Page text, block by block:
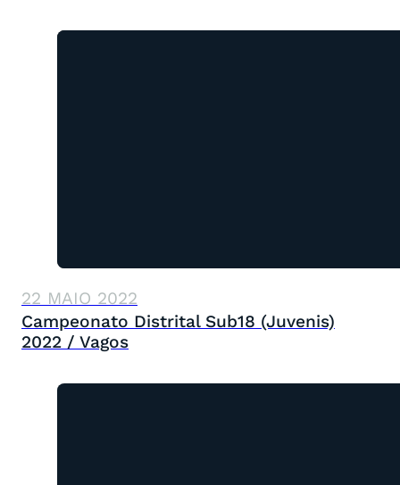
22 MAIO 2022
Campeonato Distrital Sub18 (Juvenis)
2022 / Vagos